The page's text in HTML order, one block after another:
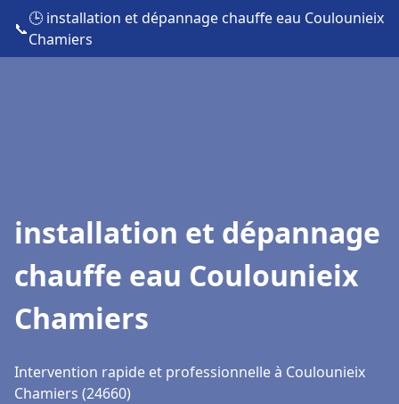
📞
🕒 installation et dépannage chauffe eau Coulounieix
Chamiers
installation et dépannage
chauffe eau Coulounieix
Chamiers
Intervention rapide et professionnelle à Coulounieix
Chamiers (24660)